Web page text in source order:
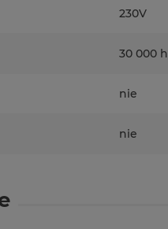
230V
30 000 h
nie
nie